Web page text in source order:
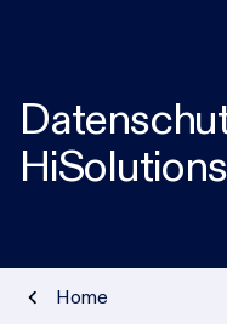
Branchen
Home